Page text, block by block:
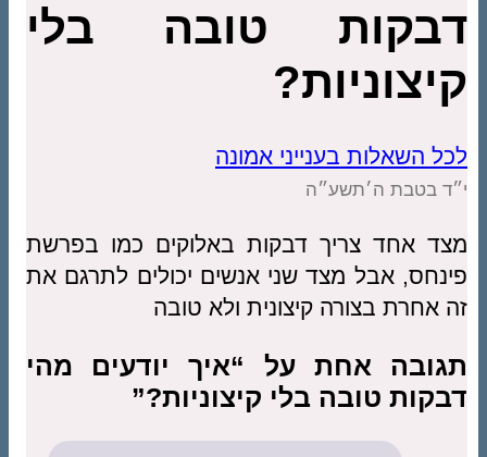
דבקות טובה בלי
קיצוניות?
לכל השאלות בענייני אמונה
י״ד בטבת ה׳תשע״ה
מצד אחד צריך דבקות באלוקים כמו בפרשת
פינחס, אבל מצד שני אנשים יכולים לתרגם את
זה אחרת בצורה קיצונית ולא טובה
תגובה אחת על “איך יודעים מהי
דבקות טובה בלי קיצוניות?”